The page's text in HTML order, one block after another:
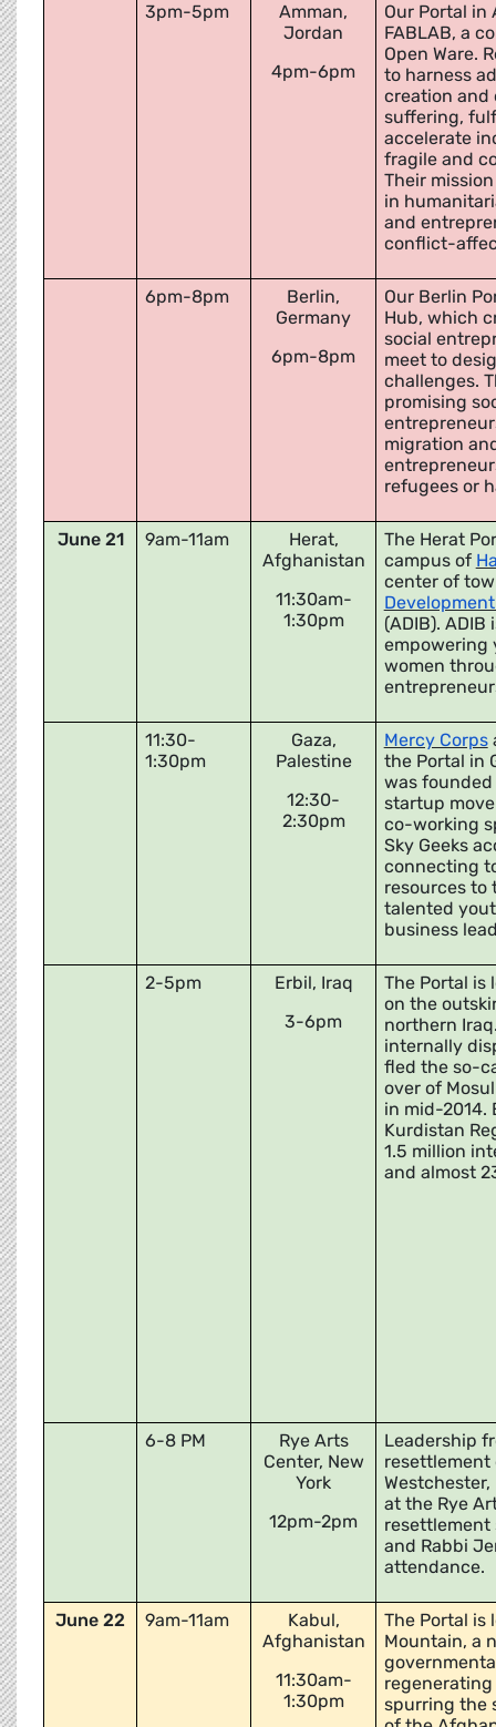
3pm-5pm
Amman,
Jordan
4pm-6pm
Our Portal in
FABLAB, a
Open Ware.
to harness
creation and
suffering,
accelerate
fragile and
Their
in
and
conflict-
6pm-8pm
Berlin,
Germany
6pm-8pm
Our Berlin
Hub, which
social
meet to
challenges.
promising
migration
refugees or
June 21 9am-11am
Herat,
Afghanistan
11:30am-
1:30pm
The Herat
campus of
center of
(ADIB).
empowering
women
11:30-
1:30pm
Gaza,
Palestine
12:30-
2:30pm
Mercy Corps
the Portal in
was founded
startup
co-working
Sky Geeks
connecting
resources to
talented
business
2-5pm
Erbil, Iraq
3-6pm
The Portal is
on the
northern
internally
fled the so-
over of
in mid-2014.
Kurdistan
1.5 million
and almost
6-8 PM
Rye Arts
Center, New
York
12pm-2pm
Leadership
resettlement
at the Rye
resettlement
and Rabbi
attendance.
June 22 9am-11am
Kabul,
Afghanistan
11:30am-
1:30pm
The Portal is
Mountain, a
spurring the